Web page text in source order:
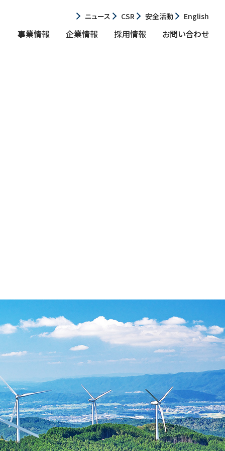
ニュース CSR 安全活動 English
事業情報 企業情報 採用情報 お問い合わせ